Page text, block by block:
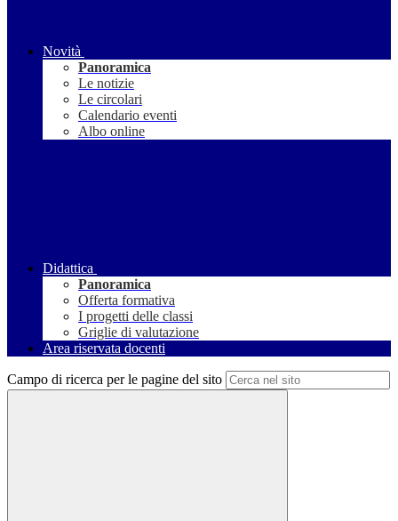
Novità
Panoramica
Le notizie
Le circolari
Calendario eventi
Albo online
Didattica
Panoramica
Offerta formativa
I progetti delle classi
Griglie di valutazione
Area riservata docenti
Campo di ricerca per le pagine del sito